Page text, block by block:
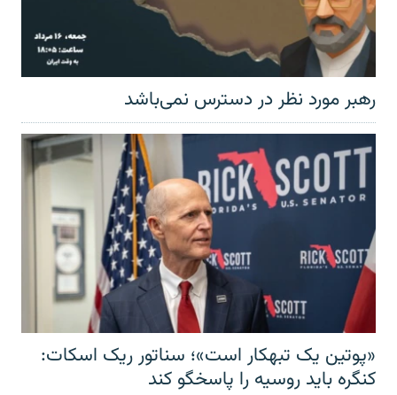
رهبر مورد نظر در دسترس نمی‌باشد
«پوتین یک تبهکار است»؛ سناتور ریک اسکات:
کنگره باید روسیه را پاسخگو کند